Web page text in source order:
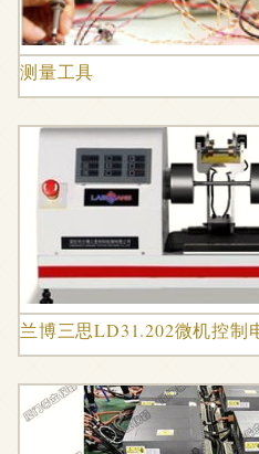
测量工具
兰博三思LD31.202微机控